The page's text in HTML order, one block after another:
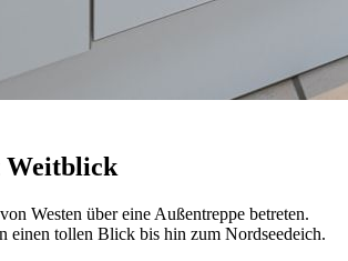
Weitblick
Westen über eine Außentreppe betreten.
einen tollen Blick bis hin zum Nordseedeich.